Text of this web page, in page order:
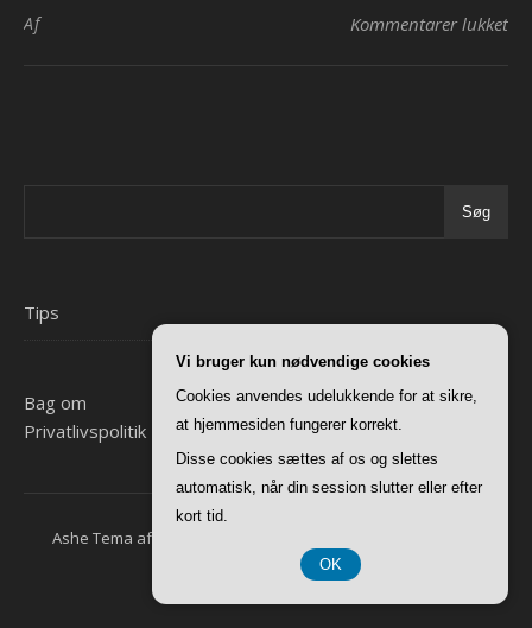
Af Kommentarer lukkettil
Søg
Tips
Bag om
Privatlivspolitik
Ashe Tema af
Vi bruger kun nødvendige cookies
Cookies anvendes udelukkende for at sikre,
at hjemmesiden fungerer korrekt.
Disse cookies sættes af os og slettes
automatisk, når din session slutter eller efter
kort tid.
OK